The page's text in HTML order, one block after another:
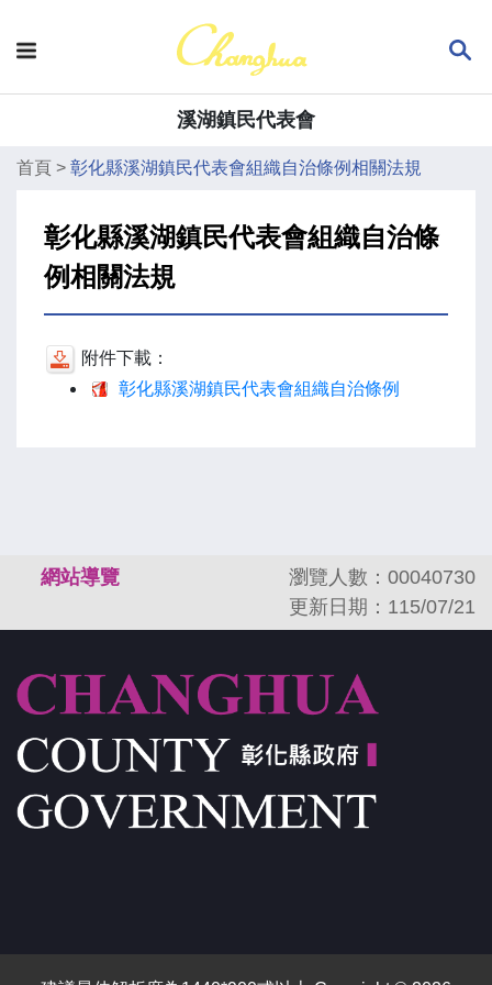
溪湖鎮民代表會
首頁 > 彰化縣溪湖鎮民代表會組織自治條例相關法規
彰化縣溪湖鎮民代表會組織自治條
例相關法規
附件下載：
彰化縣溪湖鎮民代表會組織自治條例
網站導覽
瀏覽人數：00040730
更新日期：115/07/21